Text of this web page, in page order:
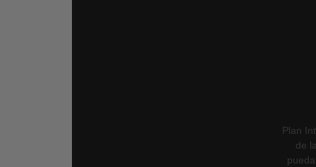
Plan
de